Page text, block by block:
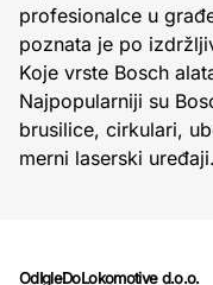
profesionalce u
poznata je po
Koje vrste Bosch
Najpopularniji su
brusilice, cirkulari,
merni laserski uređaji.
OdIgleDoLokomotive d.o.o.